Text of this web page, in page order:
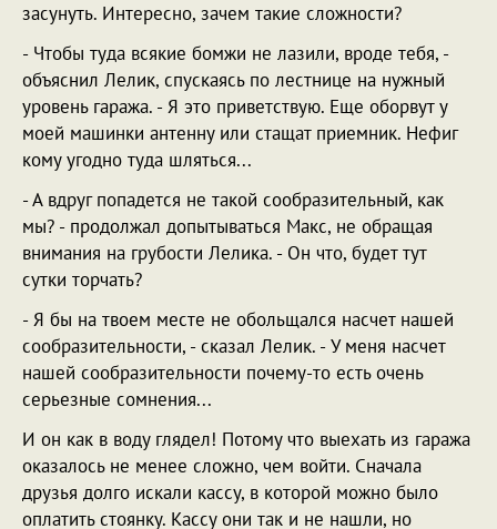
засунуть. Интересно, зачем такие сложности?
- Чтобы туда всякие бомжи не лазили, вроде тебя, -
объяснил Лелик, спускаясь по лестнице на нужный
уровень гаража. - Я это приветствую. Еще оборвут у
моей машинки антенну или стащат приемник. Нефиг
кому угодно туда шляться...
- А вдруг попадется не такой сообразительный, как
мы? - продолжал допытываться Макс, не обращая
внимания на грубости Лелика. - Он что, будет тут
сутки торчать?
- Я бы на твоем месте не обольщался насчет нашей
сообразительности, - сказал Лелик. - У меня насчет
нашей сообразительности почему-то есть очень
серьезные сомнения...
И он как в воду глядел! Потому что выехать из гаража
оказалось не менее сложно, чем войти. Сначала
друзья долго искали кассу, в которой можно было
оплатить стоянку. Кассу они так и не нашли, но